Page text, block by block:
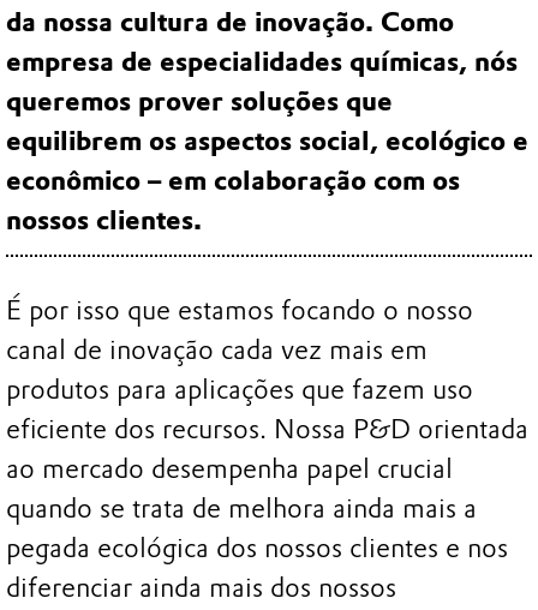
da nossa cultura de inovação. Como
empresa de especialidades químicas, nós
queremos prover soluções que
equilibrem os aspectos social, ecológico e
econômico – em colaboração com os
nossos clientes.
É por isso que estamos focando o nosso
canal de inovação cada vez mais em
produtos para aplicações que fazem uso
eficiente dos recursos. Nossa P&D orientada
ao mercado desempenha papel crucial
quando se trata de melhora ainda mais a
pegada ecológica dos nossos clientes e nos
diferenciar ainda mais dos nossos